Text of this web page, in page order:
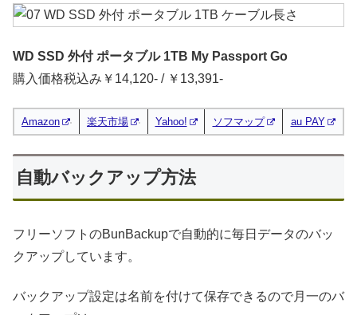
WD SSD 外付 ポータブル 1TB My Passport Go
購入価格税込み￥14,120- / ￥13,391-
Amazon 楽天市場 Yahoo! ソフマップ au PAY
自動バックアップ方法
フリーソフトのBunBackupで自動的に毎日データのバッ
クアップしています。
バックアップ設定は名前を付けて保存できるので月一のバ